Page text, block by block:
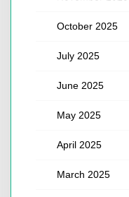
October 2025
July 2025
June 2025
May 2025
April 2025
March 2025